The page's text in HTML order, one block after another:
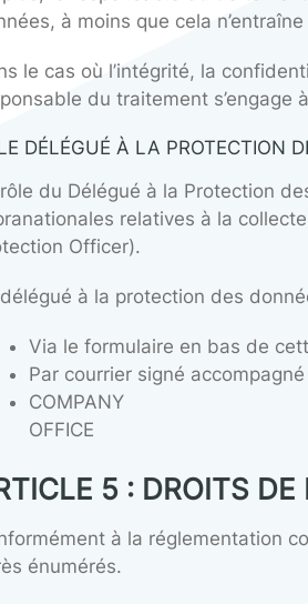
Via le formulaire en
Par courrier signé
COMPANY
OFFICE
Le responsable du
données à caractère
B. OBLIGATIONS DU
Le responsable du
tiers sans que l’utilisateur
Le site dispose d’un
Un certificat SSL (« Secure